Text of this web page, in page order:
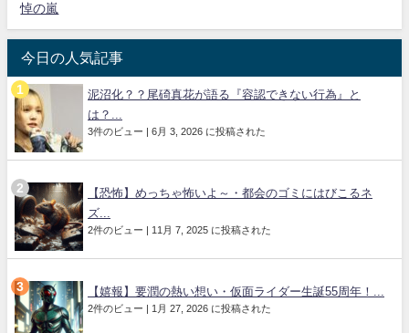
悼の嵐
今日の人気記事
泥沼化？？尾碕真花が語る『容認できない行為』と
は？...
3件のビュー | 6月 3, 2026 に投稿された
【恐怖】めっちゃ怖いよ～・都会のゴミにはびこるネ
ズ...
2件のビュー | 11月 7, 2025 に投稿された
【嬉報】要潤の熱い想い・仮面ライダー生誕55周年！...
2件のビュー | 1月 27, 2026 に投稿された